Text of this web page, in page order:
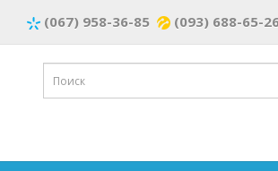
(067) 958-36-85 (093) 688-65-